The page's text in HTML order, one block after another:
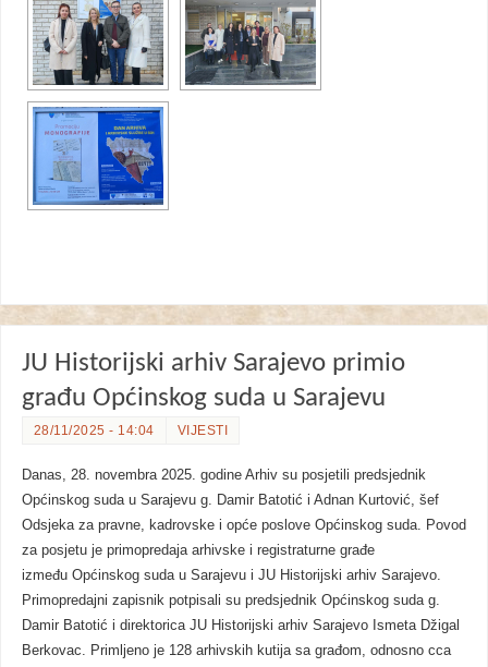
JU Historijski arhiv Sarajevo primio
građu Općinskog suda u Sarajevu
28/11/2025 - 14:04 VIJESTI
Danas, 28. novembra 2025. godine Arhiv su posjetili predsjednik
Općinskog suda u Sarajevu g. Damir Batotić i Adnan Kurtović, šef
Odsjeka za pravne, kadrovske i opće poslove Općinskog suda. Povod
za posjetu je primopredaja arhivske i registraturne građe
između Općinskog suda u Sarajevu i JU Historijski arhiv Sarajevo.
Primopredajni zapisnik potpisali su predsjednik Općinskog suda g.
Damir Batotić i direktorica JU Historijski arhiv Sarajevo Ismeta Džigal
Berkovac. Primljeno je 128 arhivskih kutija sa građom, odnosno cca